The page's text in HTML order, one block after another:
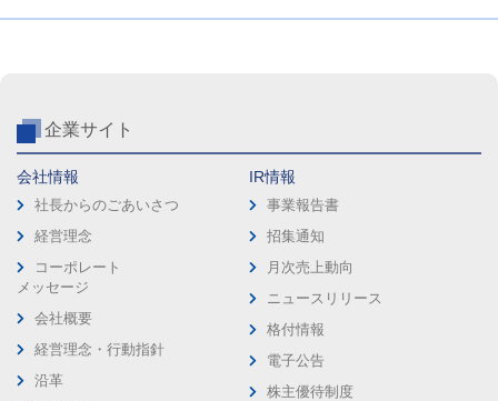
企業サイト
会社情報
社長からのごあいさつ
経営理念
コーポレート
メッセージ
会社概要
経営理念・行動指針
沿革
IR情報
事業報告書
招集通知
月次売上動向
ニュースリリース
格付情報
電子公告
株主優待制度